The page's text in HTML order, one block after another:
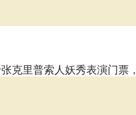
克里普索人妖秀表演门票